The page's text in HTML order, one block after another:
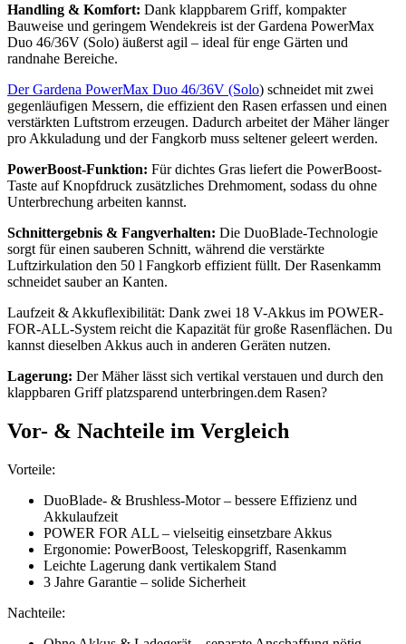
Handling & Komfort: Dank klappbarem Griff, kompakter
Bauweise und geringem Wendekreis ist der Gardena PowerMax
Duo 46/36V (Solo) äußerst agil – ideal für enge Gärten und
randnahe Bereiche.
Der Gardena PowerMax Duo 46/36V (Solo) schneidet mit zwei
gegenläufigen Messern, die effizient den Rasen erfassen und einen
verstärkten Luftstrom erzeugen. Dadurch arbeitet der Mäher länger
pro Akkuladung und der Fangkorb muss seltener geleert werden.
PowerBoost-Funktion: Für dichtes Gras liefert die PowerBoost-
Taste auf Knopfdruck zusätzliches Drehmoment, sodass du ohne
Unterbrechung arbeiten kannst.
Schnittergebnis & Fangverhalten: Die DuoBlade-Technologie
sorgt für einen sauberen Schnitt, während die verstärkte
Luftzirkulation den 50 l Fangkorb effizient füllt. Der Rasenkamm
schneidet sauber an Kanten.
Laufzeit & Akkuflexibilität: Dank zwei 18 V-Akkus im POWER-
FOR-ALL-System reicht die Kapazität für große Rasenflächen. Du
kannst dieselben Akkus auch in anderen Geräten nutzen.
Lagerung: Der Mäher lässt sich vertikal verstauen und durch den
klappbaren Griff platzsparend unterbringen.dem Rasen?
Vor- & Nachteile im Vergleich
Vorteile:
DuoBlade- & Brushless-Motor – bessere Effizienz und
Akkulaufzeit
POWER FOR ALL – vielseitig einsetzbare Akkus
Ergonomie: PowerBoost, Teleskopgriff, Rasenkamm
Leichte Lagerung dank vertikalem Stand
3 Jahre Garantie – solide Sicherheit
Nachteile: